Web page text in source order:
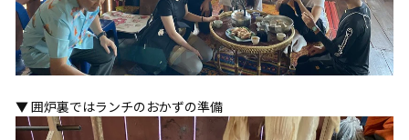
▼ 囲炉裏ではランチのおかずの準備